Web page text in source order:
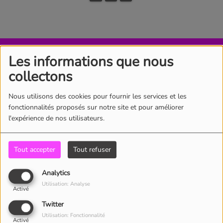
Les informations que nous
collectons
Nous utilisons des cookies pour fournir les services et les
fonctionnalités proposés sur notre site et pour améliorer
l'expérience de nos utilisateurs.
Tout accepter Tout refuser
Analytics
Activé
Utilisation: Analyse
Twitter
Activé
Utilisation: Fonctionnalité
CONTACT
(Le nom est obligatoire. )
(L’email est obligatoire. )
(Le message est obligatoire. )